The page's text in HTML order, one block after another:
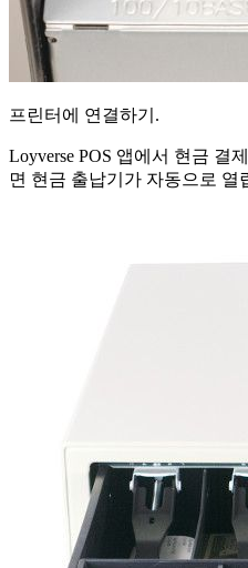
프린터에 연결하기.
Loyverse POS 앱에서 현금 결
면 현금 출납기가 자동으로 열